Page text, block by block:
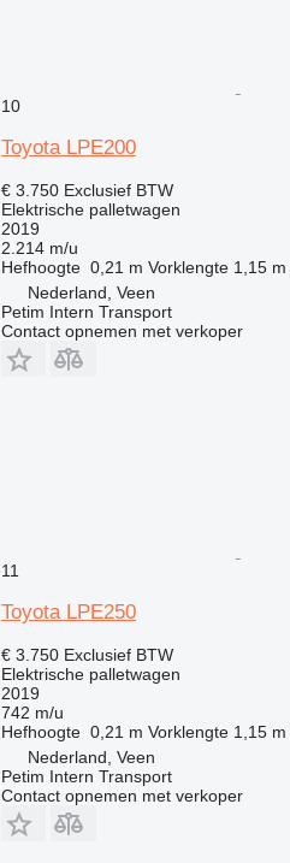
10
Toyota LPE200
€ 3.750 Exclusief BTW
Elektrische palletwagen
2019
2.214 m/u
Hefhoogte 0,21 m Vorklengte 1,15 m
Nederland, Veen
Petim Intern Transport
Contact opnemen met verkoper
11
Toyota LPE250
€ 3.750 Exclusief BTW
Elektrische palletwagen
2019
742 m/u
Hefhoogte 0,21 m Vorklengte 1,15 m
Nederland, Veen
Petim Intern Transport
Contact opnemen met verkoper